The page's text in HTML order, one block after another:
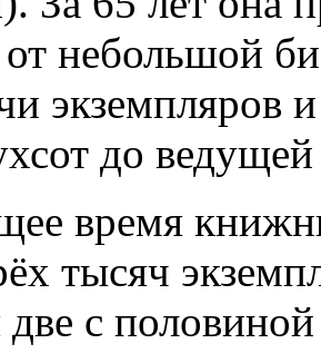
от небольшой
экземпляров
до
время
тысяч
две с